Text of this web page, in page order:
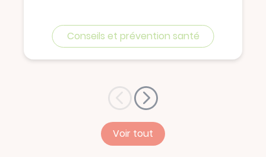
Conseils et prévention santé
Voir tout